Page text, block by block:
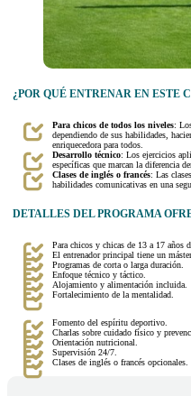
¿POR QUÉ ENTRENAR EN ESTE
Para chicos de todos los niveles:
dependiendo de sus habilidades,
enriquecedora para todos.
Desarrollo técnico: Los ejercicios
específicas que marcan la diferencia
Clases de inglés o francés: Las
habilidades comunicativas en una
DETALLES DEL PROGRAMA
Para chicos y chicas de 13 a 17 años
El entrenador principal tiene un
Programas de corta o larga duración.
Enfoque técnico y táctico.
Alojamiento y alimentación incluida.
Fortalecimiento de la mentalidad.
Fomento del espíritu deportivo.
Charlas sobre cuidado físico y
Orientación nutricional.
Supervisión 24/7.
Clases de inglés o francés opcionales.